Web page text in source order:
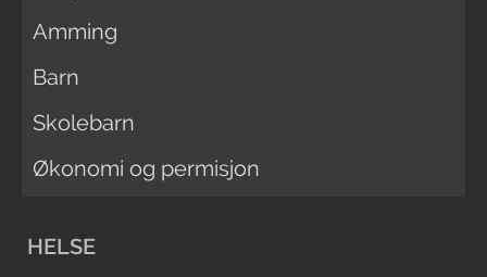
Amming
Barn
Skolebarn
Økonomi og permisjon
HELSE